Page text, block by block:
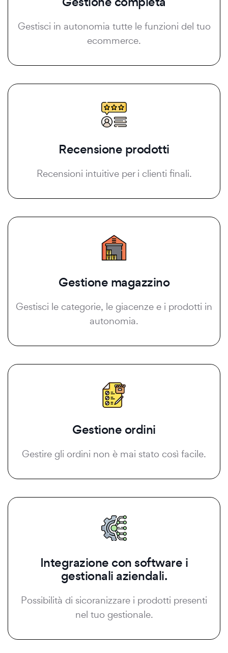
Gestisci in autonomia tutte le funzioni del tuo
ecommerce.
Recensione prodotti
Recensioni intuitive per i clienti finali.
Gestione magazzino
Gestisci le categorie, le giacenze e i prodotti in
autonomia.
Gestione ordini
Gestire gli ordini non è mai stato così facile.
Integrazione con software i
gestionali aziendali.
Possibilità di sicoranizzare i prodotti presenti
nel tuo gestionale.